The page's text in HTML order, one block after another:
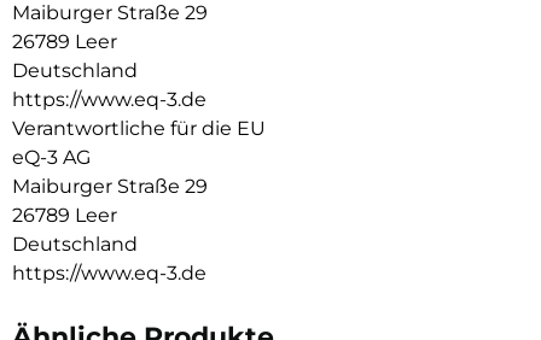
Drehen Sie das Produkt in alle Richtungen, zoomen Sie
heran und erleben Sie es in drei Dimensionen. So erhalten Sie
ein detailgenaues Bild von Ihren Lieblingsprodukten.
Ihre Vorteile auf einen Blick:
Sie wollen sicherer leben, Geld sparen und die Umwelt
schonen oder einfach Ihren Wohnkomfort erhöhen? Es gibt
viele gute Gründe für ein Smart Home. Finden Sie jetzt mehr
heraus!
Smarte Helfer für Ihr Zuhause:
passende Lösung. Folgen Sie unserer Empfehlung oder
Maiburger Straße 29
26789 Leer
Deutschland
https://www.eq-3.de
Verantwortliche für die EU
eQ-3 AG
Maiburger Straße 29
26789 Leer
Deutschland
https://www.eq-3.de